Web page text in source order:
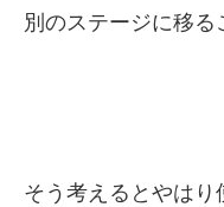
別のステージに移る
そう考えるとやは